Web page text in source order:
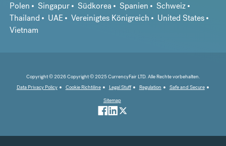
Polen
Singapur Südkorea Spanien
Schweiz
Thailand
UAE Vereinigtes Königreich
United States
Vietnam
Copyright © 2026 Copyright © 2025 CurrencyFair LTD. Alle Rechte vorbehalten.
Data Privacy Policy
Cookie Richtiline Legal Stuff Regulation
Safe and Secure
Sitemap